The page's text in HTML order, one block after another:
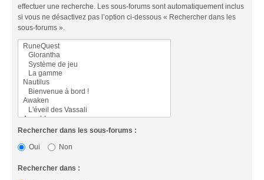
effectuer une recherche. Les sous-forums sont automatiquement inclus
si vous ne désactivez pas l’option ci-dessous « Rechercher dans les
sous-forums ».
Rechercher dans les sous-forums :
Oui
Non
Rechercher dans :